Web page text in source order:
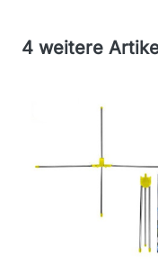
4 weitere